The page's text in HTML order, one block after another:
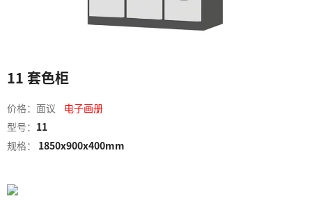
11 套色柜
价格：面议 电子画册
型号： 11
规格：
1850x900x400mm